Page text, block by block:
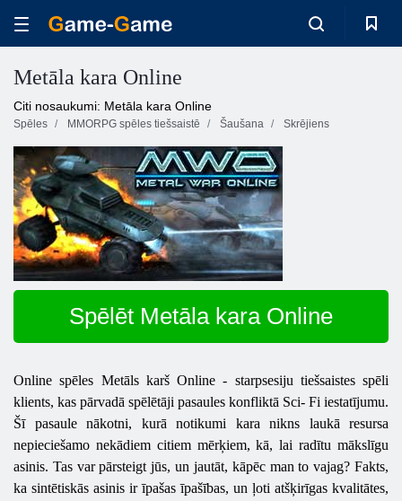
Metāla kara Online
Citi nosaukumi: Metāla kara Online
Spēles MMORPG spēles tiešsaistē Šaušana Skrējiens
Spēlēt Metāla kara Online
Online spēles Metāls karš Online- starpsesiju tiešsaistes spēli
klients, kas pārvadā spēlētāji pasaules konfliktā Sci- Fi iestatījumu.
Šī pasaule nākotni, kurā notikumi kara nikns laukā resursa
nepieciešamo nekādiem citiem mērķiem, kā, lai radītu mākslīgu
asinis. Tas var pārsteigt jūs, un jautāt, kāpēc man to vajag? Fakts,
ka sintētiskās asinis ir īpašas īpašības, un ļoti atšķirīgas kvalitātes,